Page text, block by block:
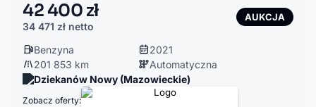
42 400 zł
34 471 zł netto
AUKCJA
Benzyna
2021
201 853 km
Automatyczna
Dziekanów Nowy (Mazowieckie)
Zobacz oferty: